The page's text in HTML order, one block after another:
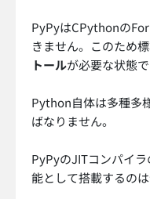
PyPyはCPythonの
きません。このため
トールが必要な状態で
Python自体は多種多
ばなりません。
PyPyのJITコンパイ
能として搭載するの